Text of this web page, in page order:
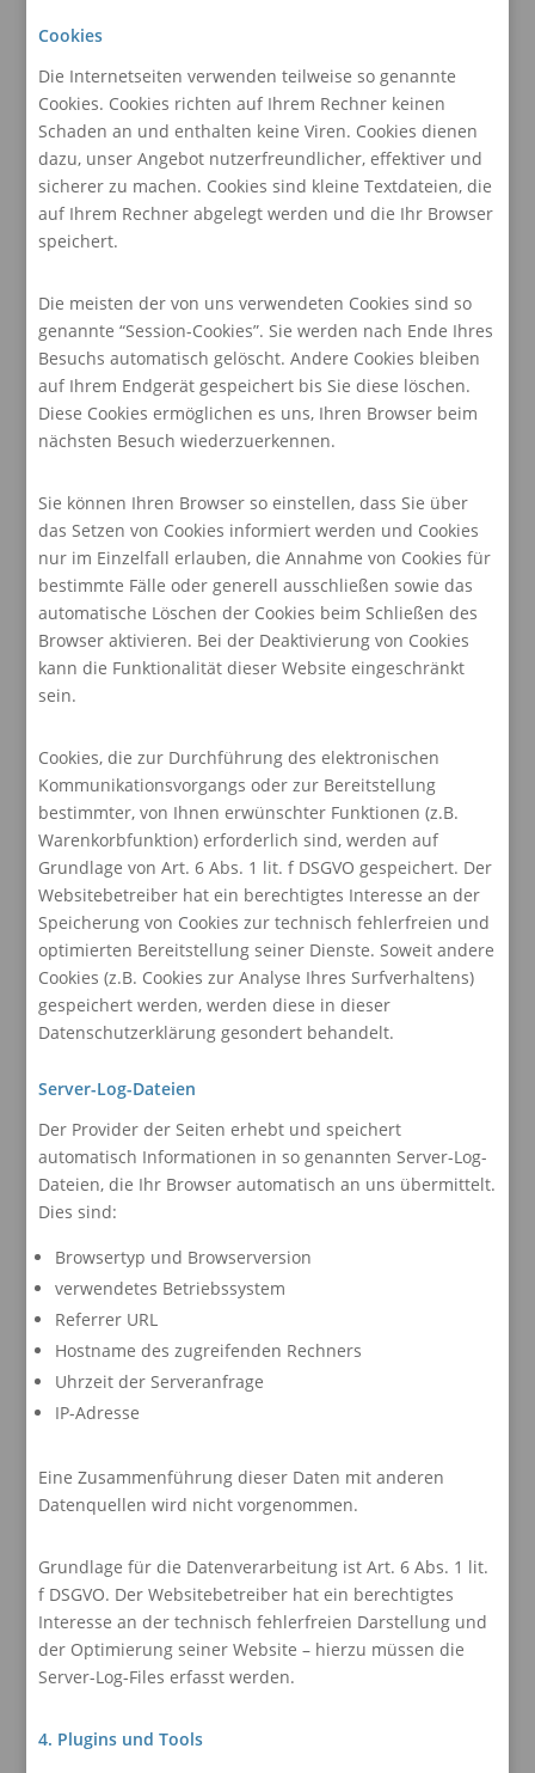
Cookies
Die Internetseiten verwenden teilweise so genannte
Cookies. Cookies richten auf Ihrem Rechner keinen
Schaden an und enthalten keine Viren. Cookies dienen
dazu, unser Angebot nutzerfreundlicher, effektiver und
sicherer zu machen. Cookies sind kleine Textdateien, die
auf Ihrem Rechner abgelegt werden und die Ihr Browser
speichert.
Die meisten der von uns verwendeten Cookies sind so
genannte “Session-Cookies”. Sie werden nach Ende Ihres
Besuchs automatisch gelöscht. Andere Cookies bleiben
auf Ihrem Endgerät gespeichert bis Sie diese löschen.
Diese Cookies ermöglichen es uns, Ihren Browser beim
nächsten Besuch wiederzuerkennen.
Sie können Ihren Browser so einstellen, dass Sie über
das Setzen von Cookies informiert werden und Cookies
nur im Einzelfall erlauben, die Annahme von Cookies für
bestimmte Fälle oder generell ausschließen sowie das
automatische Löschen der Cookies beim Schließen des
Browser aktivieren. Bei der Deaktivierung von Cookies
kann die Funktionalität dieser Website eingeschränkt
sein.
Cookies, die zur Durchführung des elektronischen
Kommunikationsvorgangs oder zur Bereitstellung
bestimmter, von Ihnen erwünschter Funktionen (z.B.
Warenkorbfunktion) erforderlich sind, werden auf
Grundlage von Art. 6 Abs. 1 lit. f DSGVO gespeichert. Der
Websitebetreiber hat ein berechtigtes Interesse an der
Speicherung von Cookies zur technisch fehlerfreien und
optimierten Bereitstellung seiner Dienste. Soweit andere
Cookies (z.B. Cookies zur Analyse Ihres Surfverhaltens)
gespeichert werden, werden diese in dieser
Datenschutzerklärung gesondert behandelt.
Server-Log-Dateien
Der Provider der Seiten erhebt und speichert
automatisch Informationen in so genannten Server-Log-
Dateien, die Ihr Browser automatisch an uns übermittelt.
Dies sind:
Browsertyp und Browserversion
verwendetes Betriebssystem
Referrer URL
Hostname des zugreifenden Rechners
Uhrzeit der Serveranfrage
IP-Adresse
Eine Zusammenführung dieser Daten mit anderen
Datenquellen wird nicht vorgenommen.
Grundlage für die Datenverarbeitung ist Art. 6 Abs. 1 lit.
f DSGVO. Der Websitebetreiber hat ein berechtigtes
Interesse an der technisch fehlerfreien Darstellung und
der Optimierung seiner Website – hierzu müssen die
Server-Log-Files erfasst werden.
4. Plugins und Tools